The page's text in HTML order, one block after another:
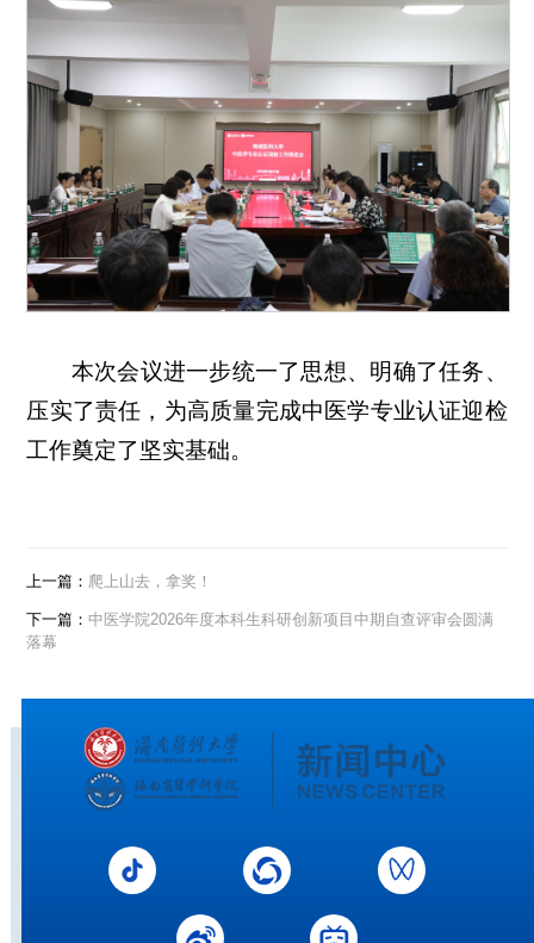
本次会议进一步统一了思想、明确了任务、
压实了责任，为高质量完成中医学专业认证迎检
工作奠定了坚实基础。
上一篇： 爬上山去，拿奖！
下一篇：中医学院2026年度本科生科研创新项目中期自查评审会圆满
落幕